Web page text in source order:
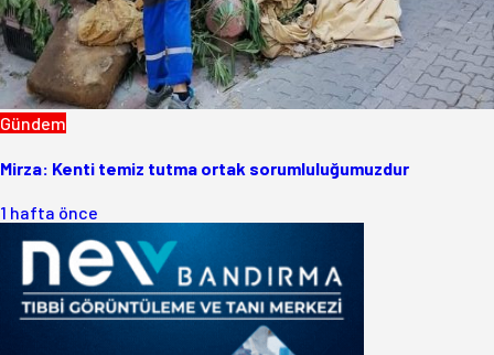
Gündem
Mirza: Kenti temiz tutma ortak sorumluluğumuzdur
1 hafta önce